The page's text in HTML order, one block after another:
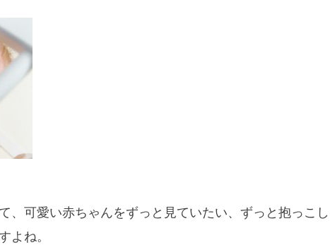
、可愛い赤ちゃんをずっと見ていたい、ずっと抱っこし
よね。